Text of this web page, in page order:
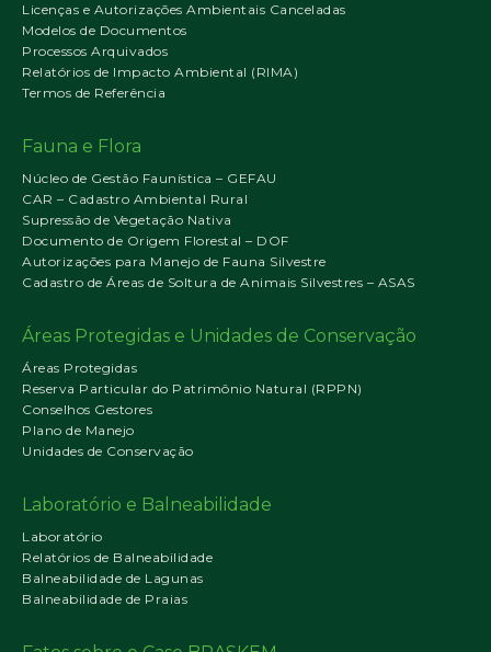
Licenças e Autorizações Ambientais Canceladas
Modelos de Documentos
Processos Arquivados
Relatórios de Impacto Ambiental (RIMA)
Termos de Referência
Fauna e Flora
Núcleo de Gestão Faunística – GEFAU
CAR – Cadastro Ambiental Rural
Supressão de Vegetação Nativa
Documento de Origem Florestal – DOF
Autorizações para Manejo de Fauna Silvestre
Cadastro de Áreas de Soltura de Animais Silvestres – ASAS
Áreas Protegidas e Unidades de Conservação
Áreas Protegidas
Reserva Particular do Patrimônio Natural (RPPN)
Conselhos Gestores
Plano de Manejo
Unidades de Conservação
Laboratório e Balneabilidade
Laboratório
Relatórios de Balneabilidade
Balneabilidade de Lagunas
Balneabilidade de Praias